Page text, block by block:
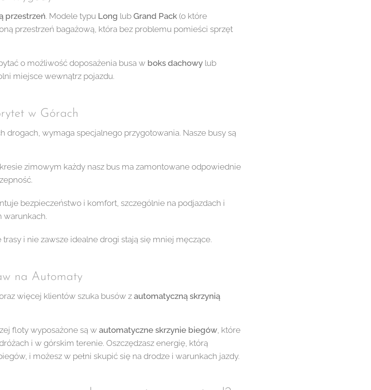
przestrzeń. Modele typu Long lub Grand Pack (o które
przestrzeń bagażową, która bez problemu pomieści sprzęt
o możliwość doposażenia busa w boks dachowy lub
miejsce wewnątrz pojazdu.
w Górach
drogach, wymaga specjalnego przygotowania. Nasze busy są
zimowym każdy nasz bus ma zamontowane odpowiednie
bezpieczeństwo i komfort, szczególnie na podjazdach i
warunkach.
trasy i nie zawsze idealne drogi stają się mniej męczące.
na Automaty
więcej klientów szuka busów zautomatyczną skrzynią
floty wyposażone są wautomatyczne skrzynie biegów, które
i w górskim terenie. Oszczędzasz energię, którą
i możesz w pełni skupić się na drodze i warunkach jazdy.